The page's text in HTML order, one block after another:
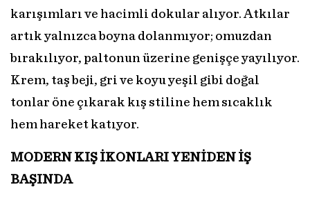
karışımları ve hacimli dokular alıyor. Atkılar
artık yalnızca boyna dolanmıyor; omuzdan
bırakılıyor, paltonun üzerine genişçe yayılıyor.
Krem, taş beji, gri ve koyu yeşil gibi doğal
tonlar öne çıkarak kış stiline hem sıcaklık
hem hareket katıyor.
MODERN KIŞ İKONLARI YENİDEN İŞ
BAŞINDA